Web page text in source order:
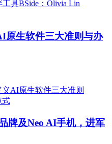
原生软件三大准则与办
牌及Neo AI手机，进军